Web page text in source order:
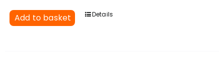
Add to basket Details